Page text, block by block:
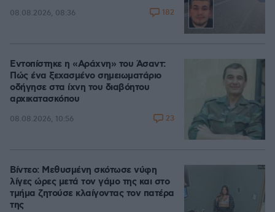
08.08.2026, 08:36 182
Εντοπίστηκε η «Αράχνη» του Άσαντ:
Πώς ένα ξεχασμένο σημειωματάριο
οδήγησε στα ίχνη του διαβόητου
αρχικατασκόπου
08.08.2026, 10:56 23
Βίντεο: Μεθυσμένη σκότωσε νύφη
λίγες ώρες μετά τον γάμο της και στο
τμήμα ζητούσε κλαίγοντας τον πατέρα
της